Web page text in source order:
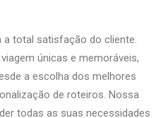
total satisfação do cliente.
únicas e memoráveis,
a escolha dos melhores
de roteiros. Nossa
todas as suas necessidades